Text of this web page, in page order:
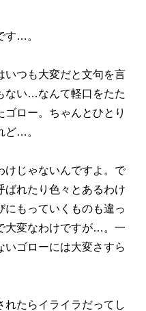
す…。
いつも大変だと文句を言
ない…なんて軽口をたた
ロー。ちゃんとひとり
ど…。
けじゃないんですよ。で
ばれたり色々とあるわけ
にもっていくものも違っ
大変なわけですが…。一
いゴローには大変さすら
れたらイライラだってし